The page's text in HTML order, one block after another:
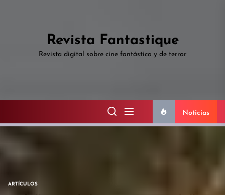
Revista Fantastique
Revista digital sobre cine fantástico y de terror
Noticias
ARTÍCULOS